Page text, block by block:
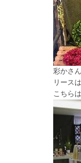
彩かさ
リース
こちら